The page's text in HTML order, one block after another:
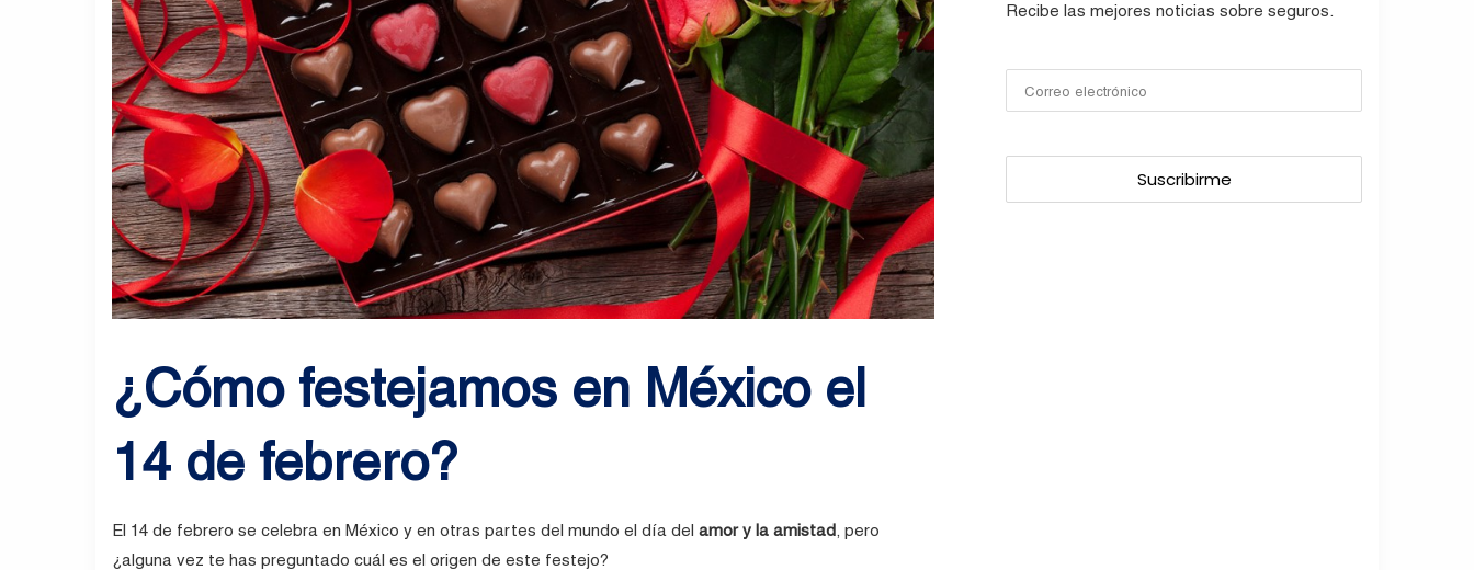
¿Cómo festejamos en México el
14 de febrero?
El 14 de febrero se celebra en México y en otras partes del mundo el día del amor y la amistad, pero
¿alguna vez te has preguntado cuál es el origen de este festejo?
Recibe las mejores noticias sobre seguros.